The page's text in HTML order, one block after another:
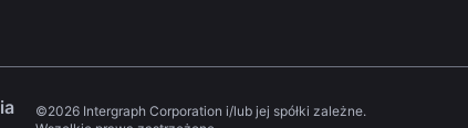
©2026 Intergraph Corporation i/lub jej spółki zależne.